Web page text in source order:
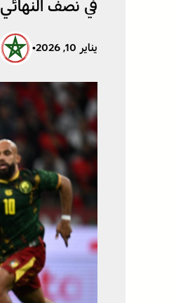
في نصف النهائي
يناير 10, 2026 •